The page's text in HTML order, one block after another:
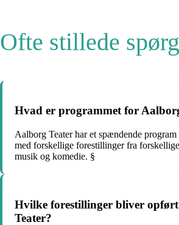
Ofte stillede
Hvad er programmet for
Aalborg Teater har et spændende
med forskellige forestillinger fra
musik og komedie. §
Hvilke forestillinger bliver
Teater?